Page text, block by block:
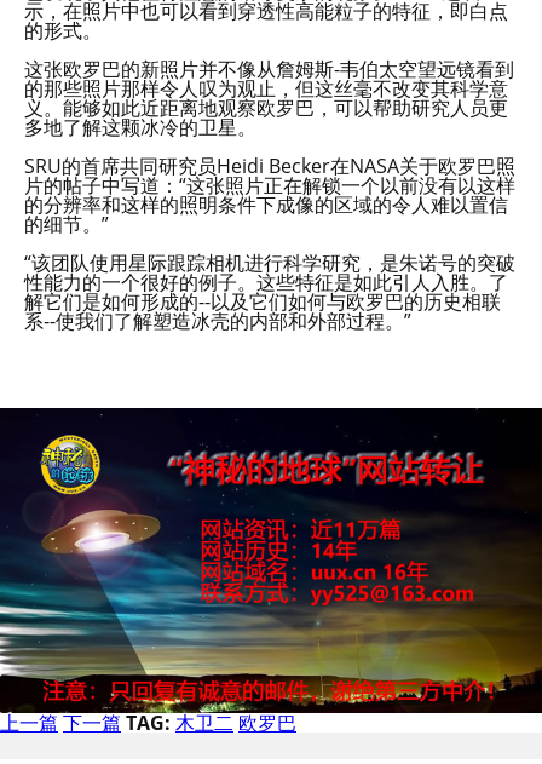
示，在照片中也可以看到穿透性高能粒子的特征，即白点
的形式。
这张欧罗巴的新照片并不像从詹姆斯-韦伯太空望远镜看到
的那些照片那样令人叹为观止，但这丝毫不改变其科学意
义。能够如此近距离地观察欧罗巴，可以帮助研究人员更
多地了解这颗冰冷的卫星。
SRU的首席共同研究员Heidi Becker在NASA关于欧罗巴照
片的帖子中写道：“这张照片正在解锁一个以前没有以这样
的分辨率和这样的照明条件下成像的区域的令人难以置信
的细节。”
“该团队使用星际跟踪相机进行科学研究，是朱诺号的突破
性能力的一个很好的例子。这些特征是如此引人入胜。了
解它们是如何形成的--以及它们如何与欧罗巴的历史相联
系--使我们了解塑造冰壳的内部和外部过程。”
上一篇 下一篇 TAG: 木卫二 欧罗巴